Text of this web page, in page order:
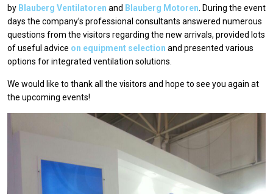
by Blauberg Ventilatoren and Blauberg Motoren . During the event
days the company’s professional consultants answered numerous
questions from the visitors regarding the new arrivals, provided lots
of useful advice on equipment selection and presented various
options for integrated ventilation solutions.
We would like to thank all the visitors and hope to see you again at
the upcoming events!